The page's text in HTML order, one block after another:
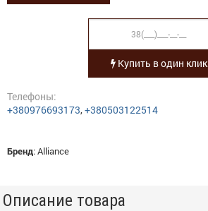
Купить в один клик
Телефоны:
+380976693173,+380503122514
Бренд:Alliance
Описание товара